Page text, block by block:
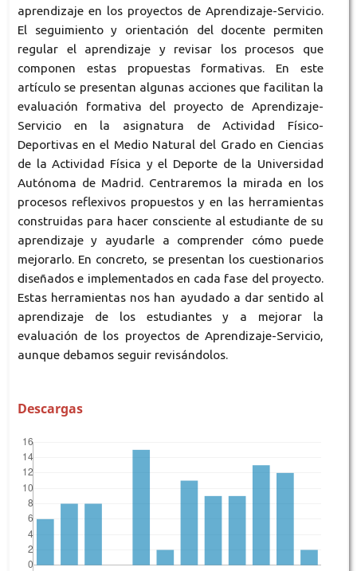
aprendizaje en los proyectos de Aprendizaje-Servicio.
El seguimiento y orientación del docente permiten
regular el aprendizaje y revisar los procesos que
componen estas propuestas formativas. En este
artículo se presentan algunas acciones que facilitan la
evaluación formativa del proyecto de Aprendizaje-
Servicio en la asignatura de Actividad Físico-
Deportivas en el Medio Natural del Grado en Ciencias
de la Actividad Física y el Deporte de la Universidad
Autónoma de Madrid. Centraremos la mirada en los
procesos reflexivos propuestos y en las herramientas
construidas para hacer consciente al estudiante de su
aprendizaje y ayudarle a comprender cómo puede
mejorarlo. En concreto, se presentan los cuestionarios
diseñados e implementados en cada fase del proyecto.
Estas herramientas nos han ayudado a dar sentido al
aprendizaje de los estudiantes y a mejorar la
evaluación de los proyectos de Aprendizaje-Servicio,
aunque debamos seguir revisándolos.
Descargas